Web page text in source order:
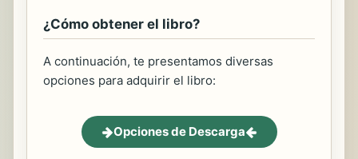
¿Cómo obtener el libro?
A continuación, te presentamos diversas
opciones para adquirir el libro:
Opciones de Descarga